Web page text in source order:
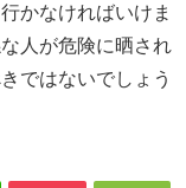
かなければいけま
人が危険に晒され
ではないでしょう